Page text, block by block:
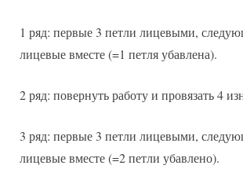
1 ряд: первые 3 петли лицевыми,
лицевые вместе (=1 петля убавлена).
2 ряд: повернуть работу и провязать 4
3 ряд: первые 3 петли лицевыми,
лицевые вместе (=2 петли убавлено).